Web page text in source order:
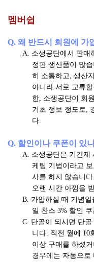
멤버쉽
Q. 왜 반드시 회원에 가
A. 소생공단에서 판매
정판 생산품이 많
히 소통하고, 생산
아니라 서로 교류
한, 소생공단이 회
기초 정보 정도로,
다.
Q. 할인이나 쿠폰이 있
A. 소생공단은 기간제
케팅 기법이라고
사를 하지 않습니
오랜 시간 아낌을
B. 가입하실 때 기념
일 찬스 3% 할인
C. 단골이 되시면 단
니다. 직전 월에 10
이상 구매를 하셨
경우에는 자동으로